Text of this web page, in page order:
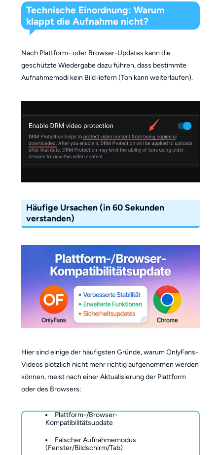
Technische Einordnung: Warum
klappt die Aufnahme nicht?
Nach Plattform- oder Browser-Updates kann die
geschützte Wiedergabe dazu führen, dass bestimmte
Aufnahmemodi kein Bild liefern (Ton kann weiterlaufen).
Häufige Ursachen (in 60 Sekunden
verstanden)
Hier sind einige der häufigsten Gründe, warum OnlyFans-
Videos plötzlich nicht mehr richtig aufgenommen werden
können, meist nach einer Aktualisierung der Plattform
oder des Browsers:
Plattform-/Browser-
Kompatibilitätsupdate
Falscher Aufnahmemodus
(Fenster/Bildschirm/Tab)